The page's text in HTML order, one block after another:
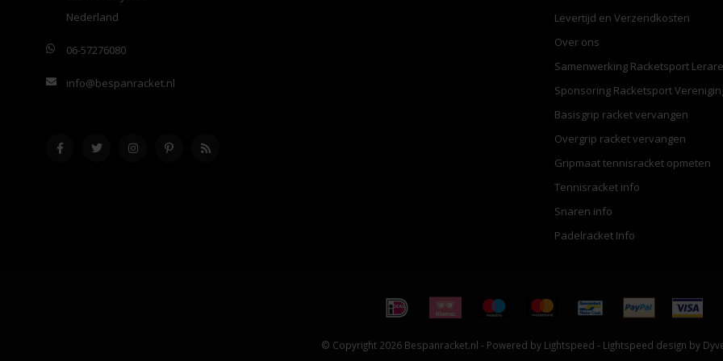
Nederland
06-57276080
info@bespanracket.nl
Levertijd en Verzendkosten
Over ons
Samenwerking Racketsport
Sponsoring Racketsport
Basisgrip racket vervangen
Overgrip racket vervangen
Gripmaat tennisracket opmeten
Tennisracket info
Snaren info
Padelracket Info
© Copyright 2026 Bespanracket.nl - Powered by Lightspeed - Lightspeed design by